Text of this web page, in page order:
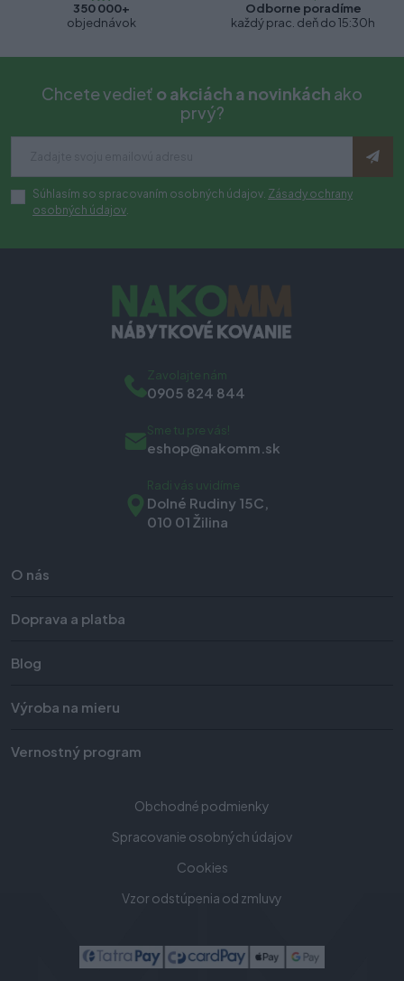
350 000+
objednávok
Odborne poradíme
každý prac. deň do 15:30h
Chcete vedieť o akciách a novinkách ako
prvý?
Súhlasím so spracovaním osobných údajov. Zásady ochrany
osobných údajov.
O nás
Doprava a platba
Blog
Výroba na mieru
Vernostný program
Obchodné podmienky
Spracovanie osobných údajov
Cookies
Vzor odstúpenia od zmluvy
Zavolajte nám
0905 824 844
Sme tu pre vás!
eshop@nakomm.sk
Radi vás uvidíme
Dolné Rudiny 15C,
010 01 Žilina